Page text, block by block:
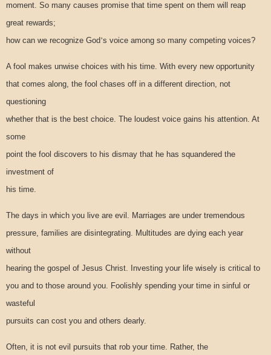
moment. So many causes promise that time spent on them will reap
great rewards;
how can we recognize God’s voice among so many competing voices?
A fool makes unwise choices with his time. With every new opportunity
that comes along, the fool chases off in a different direction, not
questioning
whether that is the best choice. The loudest voice gains his attention. At
some
point the fool discovers to his dismay that he has squandered the
investment of
his time.
The days in which you live are evil. Marriages are under tremendous
pressure, families are disintegrating. Multitudes are dying each year
without
hearing the gospel of Jesus Christ. Investing your life wisely is critical to
you and to those around you. Foolishly spending your time in sinful or
wasteful
pursuits can cost you and others dearly.
Often, it is not evil pursuits that rob your time. Rather, the